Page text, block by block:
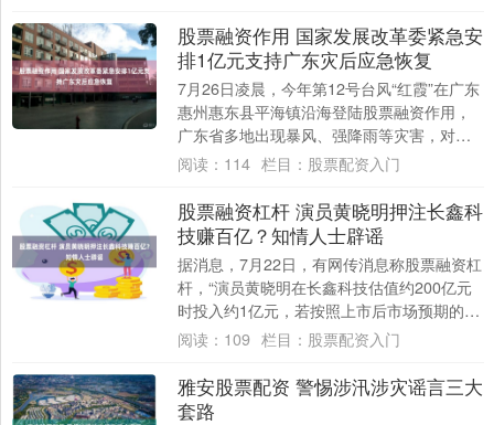
股票融资作用 国家发展改革委紧急安
排1亿元支持广东灾后应急恢复
7月26日凌晨，今年第12号台风“红霞”在广东
惠州惠东县平海镇沿海登陆股票融资作用，
广东省多地出现暴风、强降雨等灾害，对当
地生产生活造成严重影响。当日，国家防
阅读： 114 栏目： 股票配资入门
股票融资杠杆 演员黄晓明押注长鑫科
技赚百亿？知情人士辟谣
据消息，7月22日，有网传消息称股票融资杠
杆，“演员黄晓明在长鑫科技估值约200亿元
时投入约1亿元，若按照上市后市场预期的投
资回报，该笔投资或浮盈超100亿元”....
阅读： 109 栏目： 股票配资入门
雅安股票配资 警惕涉汛涉灾谣言三大
套路